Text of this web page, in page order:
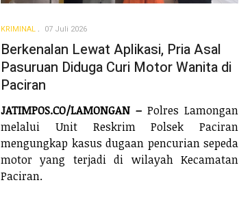
KRIMINAL 07 Juli 2026
Berkenalan Lewat Aplikasi, Pria Asal
Pasuruan Diduga Curi Motor Wanita di
Paciran
JATIMPOS.CO/LAMONGAN – Polres Lamongan
melalui Unit Reskrim Polsek Paciran
mengungkap kasus dugaan pencurian sepeda
motor yang terjadi di wilayah Kecamatan
Paciran.